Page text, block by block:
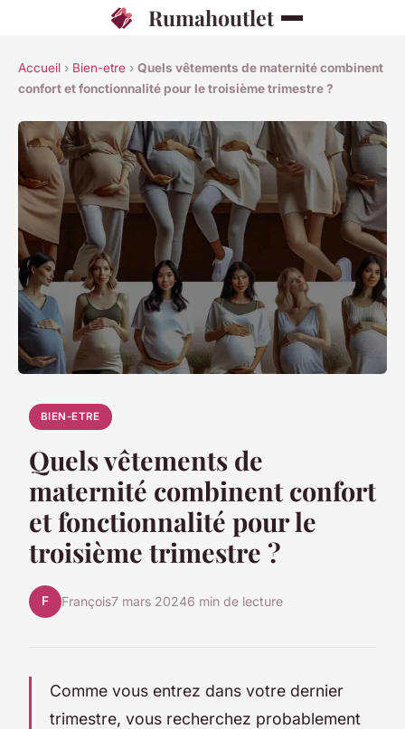
Rumahoutlet
Accueil › Bien-etre › Quels vêtements de maternité combinent
confort et fonctionnalité pour le troisième trimestre ?
BIEN-ETRE
Quels vêtements de
maternité combinent confort
et fonctionnalité pour le
troisième trimestre ?
F François7 mars 20246 min de lecture
Comme vous entrez dans votre dernier
trimestre, vous recherchez probablement